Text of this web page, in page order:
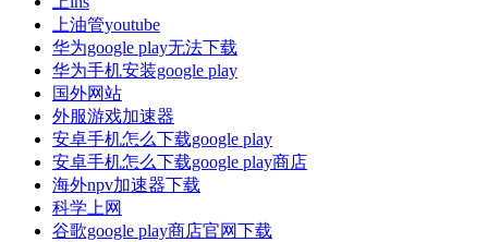
上油管youtube
华为google play无法下载
华为手机安装google play
国外网站
外服游戏加速器
安卓手机怎么下载google play
安卓手机怎么下载google play商店
海外npv加速器下载
科学上网
谷歌google play商店官网下载